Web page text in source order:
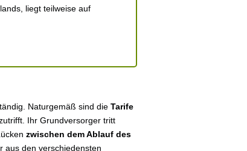
liegt teilweise auf
Naturgemäß sind die Tarife
Ihr Grundversorger tritt
zwischen dem Ablauf des
aus den verschiedensten